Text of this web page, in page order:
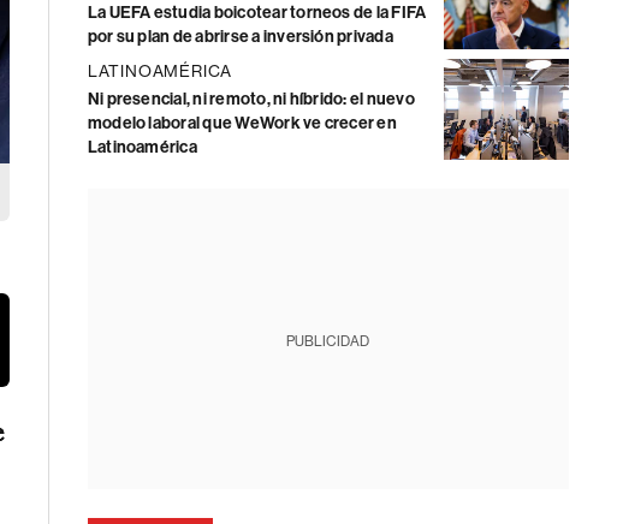
La UEFA estudia boicotear torneos de la FIFA
por su plan de abrirse a inversión privada
LATINOAMÉRICA
Ni presencial, ni remoto, ni híbrido: el nuevo
modelo laboral que WeWork ve crecer en
Latinoamérica
PUBLICIDAD